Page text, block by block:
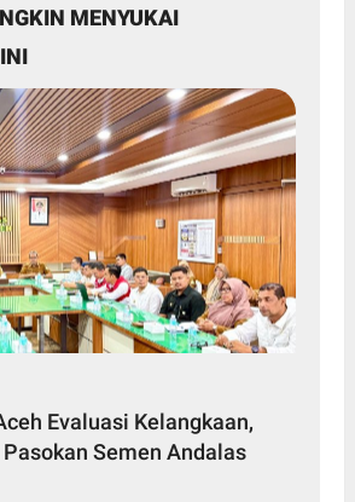
MENYUKAI
Evaluasi Kelangkaan,
Semen Andalas